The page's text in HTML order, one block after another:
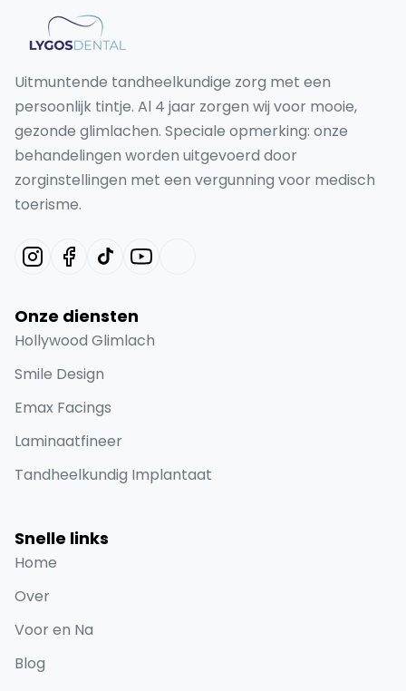
Uitmuntende tandheelkundige zorg met een
persoonlijk tintje. Al 4 jaar zorgen wij voor mooie,
gezonde glimlachen. Speciale opmerking: onze
behandelingen worden uitgevoerd door
zorginstellingen met een vergunning voor medisch
toerisme.
Onze diensten
Hollywood Glimlach
Smile Design
Emax Facings
Laminaatfineer
Tandheelkundig Implantaat
Snelle links
Home
Over
Voor en Na
Blog